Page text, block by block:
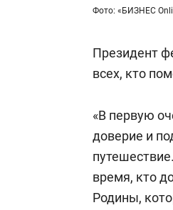
Фото: «БИЗНЕС
Президент
всех, кто
«В первую
доверие и
время, кто
Родины,